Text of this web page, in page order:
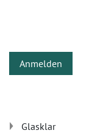
Anmelden
Glasklar